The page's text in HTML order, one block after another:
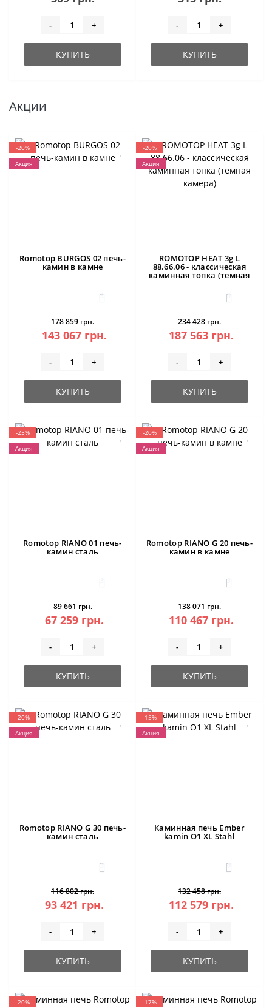
- +
КУПИТЬ
- +
КУПИТЬ
Акции
-20%
Акция
Romotop BURGOS 02 печь-
камин в камне
3
178 859 грн.
143 067 грн.
- +
КУПИТЬ
-20%
Акция
ROMOTOP HEAT 3g L
88.66.06 - классическая
каминная топка (темная
0
234 428 грн.
187 563 грн.
- +
КУПИТЬ
-25%
Акция
Romotop RIANO 01 печь-
камин сталь
3
89 661 грн.
67 259 грн.
- +
КУПИТЬ
-20%
Акция
Romotop RIANO G 20 печь-
камин в камне
3
138 071 грн.
110 467 грн.
- +
КУПИТЬ
-20%
Акция
Romotop RIANO G 30 печь-
камин сталь
3
116 802 грн.
93 421 грн.
- +
КУПИТЬ
-15%
Акция
Каминная печь Ember
kamin O1 XL Stahl
0
132 458 грн.
112 579 грн.
- +
КУПИТЬ
-20%
-17%